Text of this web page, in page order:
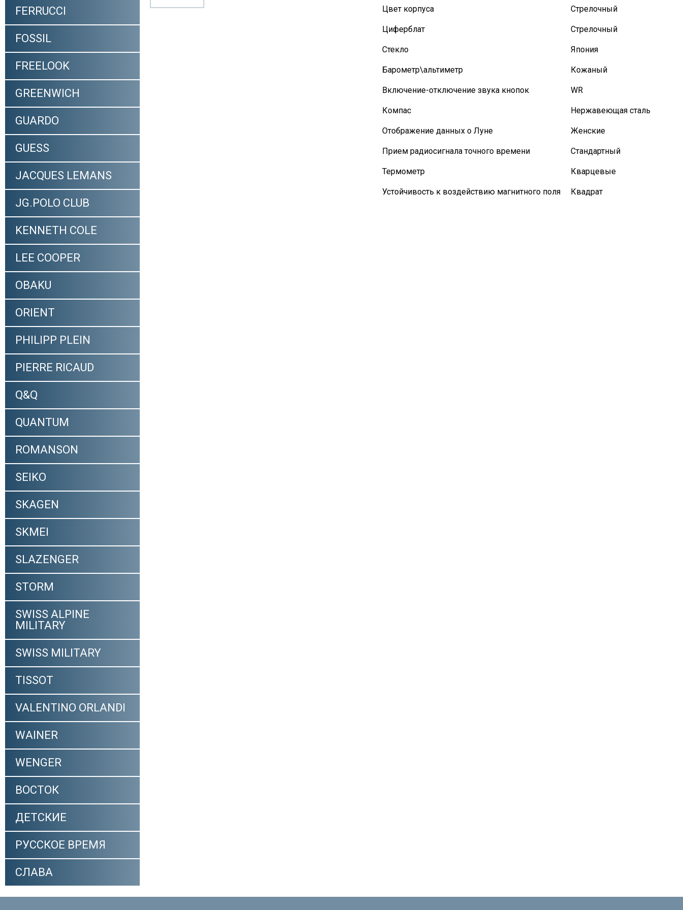
FERRUCCI
FOSSIL
FREELOOK
GREENWICH
GUARDO
GUESS
JACQUES LEMANS
JG.POLO CLUB
KENNETH COLE
LEE COOPER
OBAKU
ORIENT
PHILIPP PLEIN
PIERRE RICAUD
Q&Q
QUANTUM
ROMANSON
SEIKO
SKAGEN
SKMEI
SLAZENGER
STORM
SWISS ALPINE
MILITARY
SWISS MILITARY
TISSOT
VALENTINO ORLANDI
WAINER
WENGER
ВОСТОК
ДЕТСКИЕ
РУССКОЕ ВРЕМЯ
СЛАВА
Цвет корпуса Стрелочный
Циферблат Стрелочный
Стекло Япония
Барометр\альтиметр Кожаный
Включение-отключение звука кнопок WR
Компас Нержавеющая сталь
Отображение данных о Луне Женские
Прием радиосигнала точного времени Стандартный
Термометр Кварцевые
Устойчивость к воздействию магнитного поля Квадрат